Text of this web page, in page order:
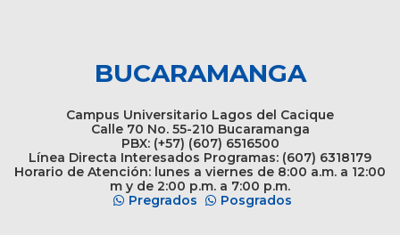
BUCARAMANGA
Campus Universitario Lagos del Cacique
Calle 70 No. 55-210 Bucaramanga
PBX: (+57) (607) 6516500
Línea Directa Interesados Programas: (607) 6318179
Horario de Atención: lunes a viernes de 8:00 a.m. a 12:00
m y de 2:00 p.m. a 7:00 p.m.
Pregrados
Posgrados